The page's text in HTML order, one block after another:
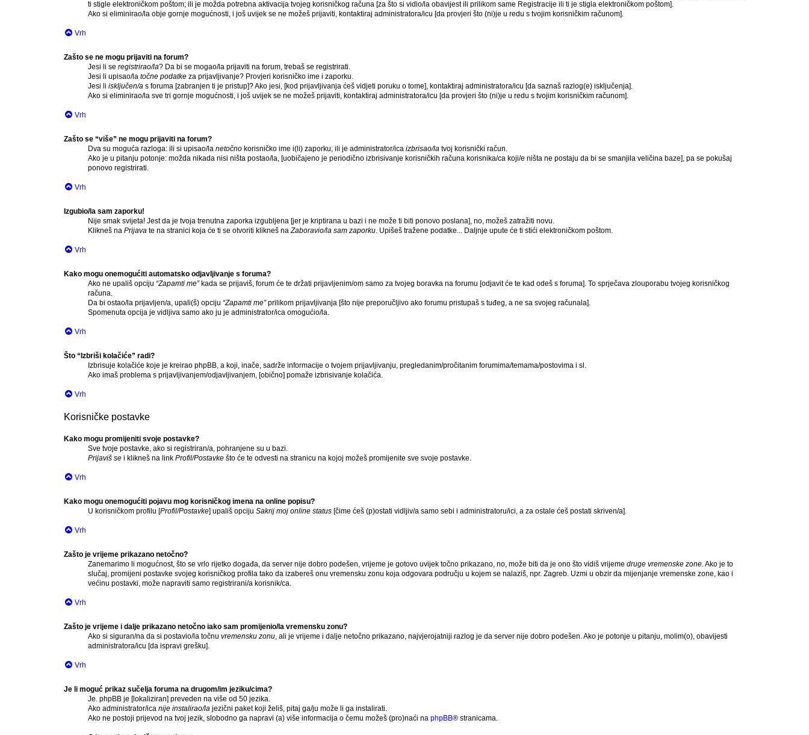
ti stigle elektroničkom poštom; ili je možda potrebna aktivacija tvojeg korisničkog računa [za što si vidio/la obavijest ili prilikom same Registracije ili ti je stigla elektroničkom poštom].
Ako si eliminirao/la obje gornje mogućnosti, i još uvijek se ne možeš prijaviti, kontaktiraj administratora/icu [da provjeri što (ni)je u redu s tvojim korisničkim računom].
Vrh
Zašto se ne mogu prijaviti na forum?
Jesi li se registrirao/la? Da bi se mogao/la prijaviti na forum, trebaš se registrirati.
Jesi li upisao/la točne podatke za prijavljivanje? Provjeri korisničko ime i zaporku.
Jesi li isključen/a s foruma [zabranjen ti je pristup]? Ako jesi, [kod prijavljivanja ćeš vidjeti poruku o tome], kontaktiraj administratora/icu [da saznaš razlog(e) isključenja].
Ako si eliminirao/la sve tri gornje mogućnosti, i još uvijek se ne možeš prijaviti, kontaktiraj administratora/icu [da provjeri što (ni)je u redu s tvojim korisničkim računom].
Vrh
Zašto se “više” ne mogu prijaviti na forum?
Dva su moguća razloga: ili si upisao/la netočno korisničko ime i(li) zaporku; ili je administrator/ica izbrisao/la tvoj korisnički račun.
Ako je u pitanju potonje: možda nikada nisi ništa postao/la, [uobičajeno je periodično izbrisivanje korisničkih računa korisnika/ca koji/e ništa ne postaju da bi se smanjila veličina baze], pa se pokušaj
ponovo registrirati.
Vrh
Izgubio/la sam zaporku!
Nije smak svijeta! Jest da je tvoja trenutna zaporka izgubljena [jer je kriptirana u bazi i ne može ti biti ponovo poslana], no, možeš zatražiti novu.
Klikneš na Prijava te na stranici koja će ti se otvoriti klikneš naZaboravio/la sam zaporku. Upišeš tražene podatke... Daljnje upute će ti stići elektroničkom poštom.
Vrh
Kako mogu onemogućiti automatsko odjavljivanje s foruma?
Ako ne upališ opciju “Zapamti me”kada se prijaviš, forum će te držati prijavljenim/om samo za tvojeg boravka na forumu [odjavit će te kad odeš s foruma]. To sprječava zlouporabu tvojeg korisničkog
računa.
Da bi ostao/la prijavljen/a, upali(š) opciju “Zapamti me”prilikom prijavljivanja [što nije preporučljivo ako forumu pristupaš s tuđeg, a ne sa svojeg računala].
Spomenuta opcija je vidljiva samo ako ju je administrator/ica omogućio/la.
Vrh
Što “Izbriši kolačiće” radi?
Izbrisuje kolačiće koje je kreirao phpBB, a koji, inače, sadrže informacije o tvojem prijavljivanju, pregledanim/pročitanim forumima/temama/postovima i sl.
Ako imaš problema s prijavljivanjem/odjavljivanjem, [obično] pomaže izbrisivanje kolačića.
Vrh
Korisničke postavke
Kako mogu promijeniti svoje postavke?
Sve tvoje postavke, ako si registriran/a, pohranjene su u bazi.
Prijaviš se i klikneš na link Profil/Postavke što će te odvesti na stranicu na kojoj možeš promijenite sve svoje postavke.
Vrh
Kako mogu onemogućiti pojavu mog korisničkog imena na online popisu?
U korisničkom profilu [Profil/Postavke] upališ opciju Sakrij moj online status [čime ćeš (p)ostati vidljiv/a samo sebi i administratoru/ici, a za ostale ćeš postati skriven/a].
Vrh
Zašto je vrijeme prikazano netočno?
Zanemarimo li mogućnost, što se vrlo rijetko događa, da server nije dobro podešen, vrijeme je gotovo uvijek točno prikazano, no, može biti da je ono što vidiš vrijeme druge vremenske zone. Ako je to
slučaj, promijeni postavke svojeg korisničkog profila tako da izabereš onu vremensku zonu koja odgovara području u kojem se nalaziš, npr. Zagreb. Uzmi u obzir da mijenjanje vremenske zone, kao i
većinu postavki, može napraviti samo registrirani/a korisnik/ca.
Vrh
Zašto je vrijeme i dalje prikazano netočno iako sam promijenio/la vremensku zonu?
Ako si siguran/na da si postavio/la točnu vremensku zonu, ali je vrijeme i dalje netočno prikazano, najvjerojatniji razlog je da server nije dobro podešen. Ako je potonje u pitanju, molim(o), obavijesti
administratora/icu [da ispravi grešku].
Vrh
Je li moguć prikaz sučelja foruma na drugom/im jeziku/cima?
Je. phpBB je [lokaliziran] preveden na više od 50 jezika.
Ako administrator/ica nije instalirao/la jezični paket koji želiš, pitaj ga/ju može li ga instalirati.
Ako ne postoji prijevod na tvoj jezik, slobodno ga napravi (a) više informacija o čemu možeš (pro)naći na phpBB® stranicama.